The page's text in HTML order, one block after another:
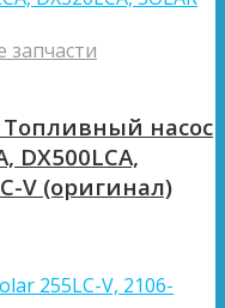
запчасти
насос
DX500LCA,
V (оригинал)